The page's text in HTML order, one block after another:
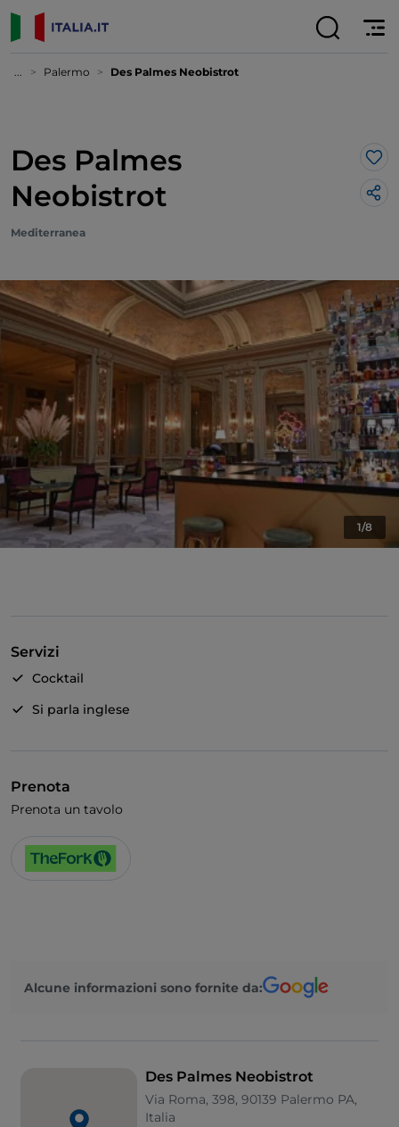
... Palermo Des Palmes Neobistrot
Des Palmes
Neobistrot
Mediterranea
1/8
Servizi
Cocktail
Si parla inglese
Prenota
Prenota un tavolo
Alcune informazioni sono fornite da:
Des Palmes Neobistrot
Via Roma, 398, 90139 Palermo PA,
Italia